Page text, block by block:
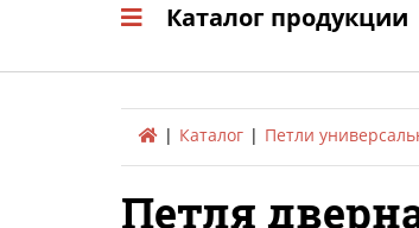
Каталог продукции
Каталог Петли
Петля